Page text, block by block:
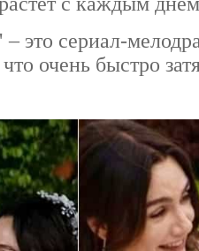
– это сериал-
очень быстро